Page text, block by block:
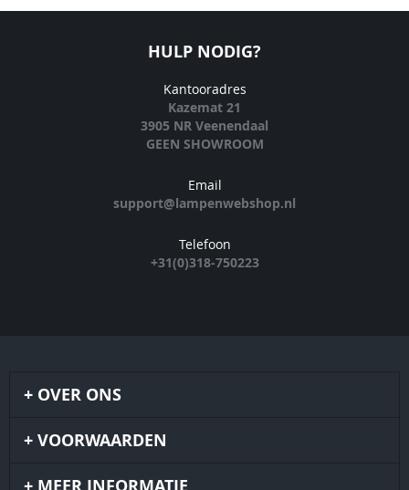
HULP NODIG?
Kantooradres
Kazemat 21
3905 NR Veenendaal
GEEN SHOWROOM
Email
support@lampenwebshop.nl
Telefoon
+31(0)318-750223
OVER ONS
VOORWAARDEN